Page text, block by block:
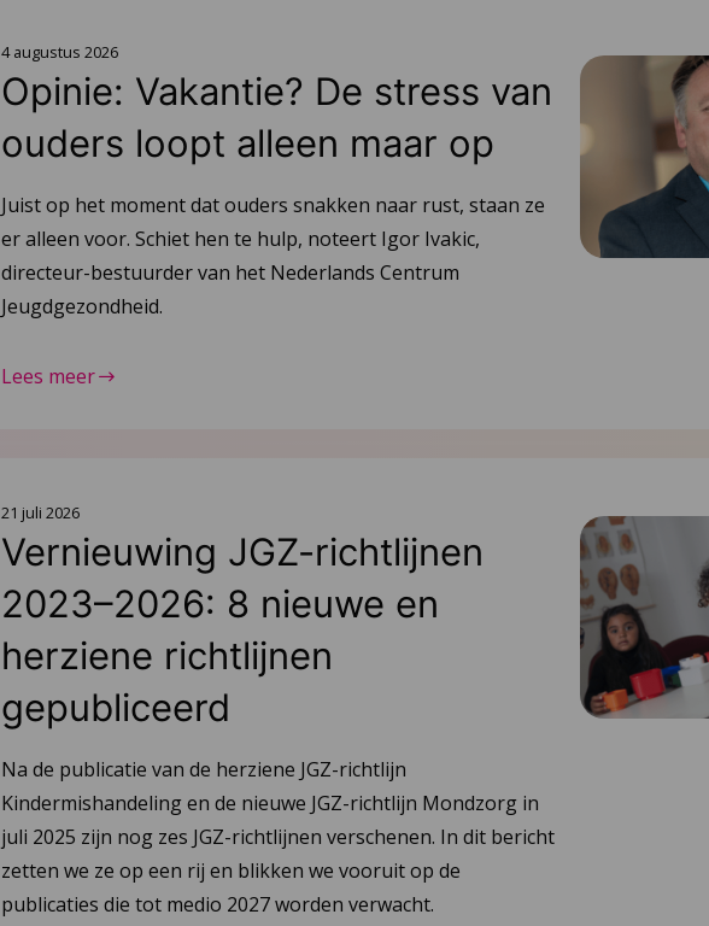
4 augustus 2026
Opinie: Vakantie? De stress van
ouders loopt alleen maar op
Juist op het moment dat ouders snakken naar rust, staan ze
er alleen voor. Schiet hen te hulp, noteert Igor Ivakic,
directeur-bestuurder van het Nederlands Centrum
Jeugdgezondheid.
Lees meer
21 juli 2026
Vernieuwing JGZ-richtlijnen
2023–2026: 8 nieuwe en
herziene richtlijnen
gepubliceerd
Na de publicatie van de herziene JGZ-richtlijn
Kindermishandeling en de nieuwe JGZ-richtlijn Mondzorg in
juli 2025 zijn nog zes JGZ-richtlijnen verschenen. In dit bericht
zetten we ze op een rij en blikken we vooruit op de
publicaties die tot medio 2027 worden verwacht.